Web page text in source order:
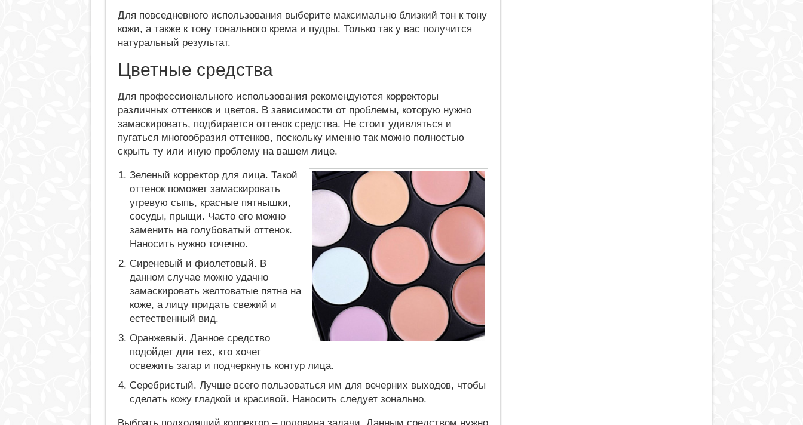
Для повседневного использования выберите максимально близкий тон к тону
кожи, а также к тону тонального крема и пудры. Только так у вас получится
натуральный результат.
Цветные средства
Для профессионального использования рекомендуются корректоры
различных оттенков и цветов. В зависимости от проблемы, которую нужно
замаскировать, подбирается оттенок средства. Не стоит удивляться и
пугаться многообразия оттенков, поскольку именно так можно полностью
скрыть ту или иную проблему на вашем лице.
Зеленый корректор для лица. Такой
оттенок поможет замаскировать
угревую сыпь, красные пятнышки,
сосуды, прыщи. Часто его можно
заменить на голубоватый оттенок.
Наносить нужно точечно.
Сиреневый и фиолетовый. В
данном случае можно удачно
замаскировать желтоватые пятна на
коже, а лицу придать свежий и
естественный вид.
Оранжевый. Данное средство
подойдет для тех, кто хочет
освежить загар и подчеркнуть контур лица.
Серебристый. Лучше всего пользоваться им для вечерних выходов, чтобы
сделать кожу гладкой и красивой. Наносить следует зонально.
Выбрать подходящий корректор – половина задачи. Данным средством нужно